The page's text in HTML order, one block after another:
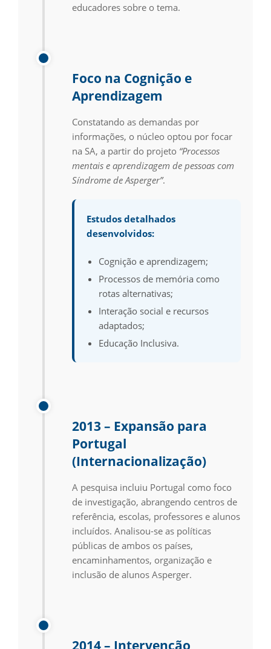
educadores sobre o tema.
Foco na Cognição e
Aprendizagem
Constatando as demandas por
informações, o núcleo optou por focar
na SA, a partir do projeto “Processos
mentais e aprendizagem de pessoas com
Síndrome de Asperger”.
Estudos detalhados
desenvolvidos:
Cognição e aprendizagem;
Processos de memória como
rotas alternativas;
Interação social e recursos
adaptados;
Educação Inclusiva.
2013 – Expansão para
Portugal
(Internacionalização)
A pesquisa incluiu Portugal como foco
de investigação, abrangendo centros de
referência, escolas, professores e alunos
incluídos. Analisou-se as políticas
públicas de ambos os países,
encaminhamentos, organização e
inclusão de alunos Asperger.
2014 – Intervenção